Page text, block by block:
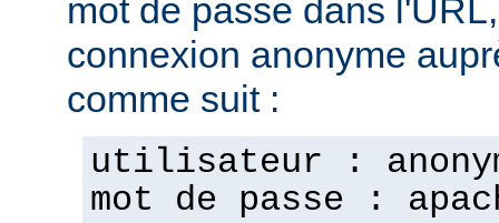
mot de passe dans
connexion anonyme
comme suit :
utilisateur :
mot de passe :